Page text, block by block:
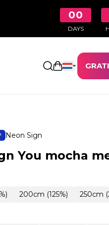
00
DAYS
Neon Sign
You mocha
200cm (125%) 250cm